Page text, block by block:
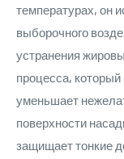
температурах, он
выборочного
устранения
процесса,
уменьшает
поверхности
защищает тонкие